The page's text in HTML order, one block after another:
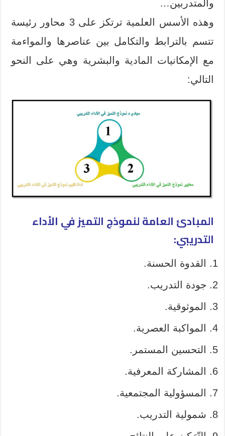
والمتدربين…
وهذه الأسس العلمية ترتكز على 3 محاور رئيسة
تتسم بالترابط والتكامل بين عناصرها والمواءمة
مع الإمكانيات المادية والبشرية وهي على النحو
التالي:
المبادئ العامة لنموذج التميز في الأداء
التدريبي:
القدوة الحسنة.
جودة التدريب.
الموثوقية.
المواكبة العصرية.
التحسين المستمر.
المشاركة المعرفية.
المسؤولية المجتمعية.
شمولية التدريب.